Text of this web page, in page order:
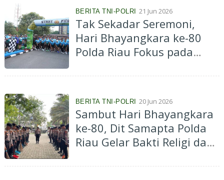
BERITA TNI-POLRI 21 Jun 2026
Tak Sekadar Seremoni,
Hari Bhayangkara ke-80
Polda Riau Fokus pada
Sosial
BERITA TNI-POLRI 20 Jun 2026
Sambut Hari Bhayangkara
ke-80, Dit Samapta Polda
Riau Gelar Bakti Religi dan
Falah